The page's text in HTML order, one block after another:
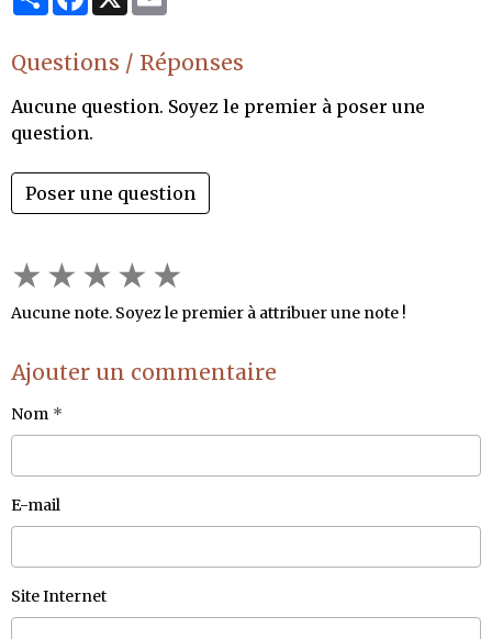
Questions / Réponses
Aucune question. Soyez le premier à poser une
question.
Poser une question
★ ★ ★ ★ ★
Aucune note. Soyez le premier à attribuer une note !
Ajouter un commentaire
Nom
E-mail
Site Internet